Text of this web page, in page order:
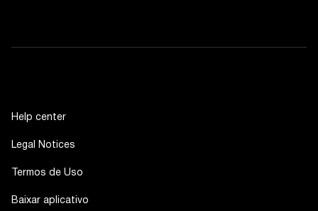
Help center
Legal Notices
Termos de Uso
Baixar aplicativo